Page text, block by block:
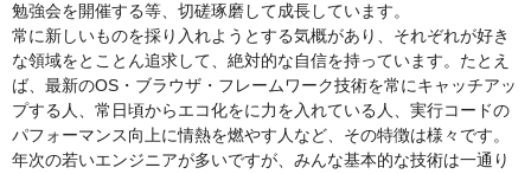
勉強会を開催する等、切磋琢磨して成長しています。
常に新しいものを採り入れようとする気概があり、それぞれが好き
な領域をとことん追求して、絶対的な自信を持っています。たとえ
ば、最新のOS・ブラウザ・フレームワーク技術を常にキャッチアッ
プする人、常日頃からエコ化をに力を入れている人、実行コードの
パフォーマンス向上に情熱を燃やす人など、その特徴は様々です。
年次の若いエンジニアが多いですが、みんな基本的な技術は一通り